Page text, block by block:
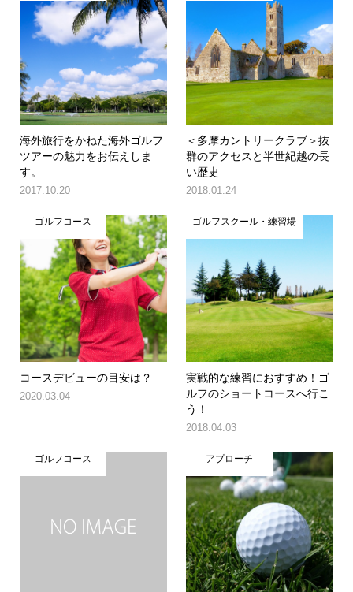
海外旅行をかねた海外ゴルフ
ツアーの魅力をお伝えしま
す。
2017.10.20
＜多摩カントリークラブ＞抜
群のアクセスと半世紀越の長
い歴史
2018.01.24
ゴルフコース
コースデビューの目安は？
2020.03.04
ゴルフスクール・練習場
実戦的な練習におすすめ！ゴ
ルフのショートコースへ行こ
う！
2018.04.03
ゴルフコース アプローチ